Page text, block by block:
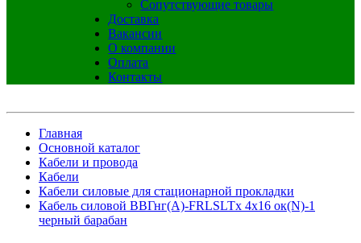
Сопутствующие товары
Доставка
Вакансии
О компании
Оплата
Контакты
Главная
Основной каталог
Кабели и провода
Кабели
Кабели силовые для стационарной прокладки
Кабель силовой ВВГнг(А)-FRLSLTx 4х16 ок(N)-1
черный барабан